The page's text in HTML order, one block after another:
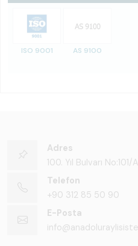
ISO 9001 AS 9100
Adres
100. Yıl Bulvarı
Telefon
+90 312 85 50 90
E-Posta